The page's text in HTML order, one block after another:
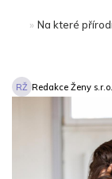
» Na které
RŽ Redakce Ženy s.r.o.